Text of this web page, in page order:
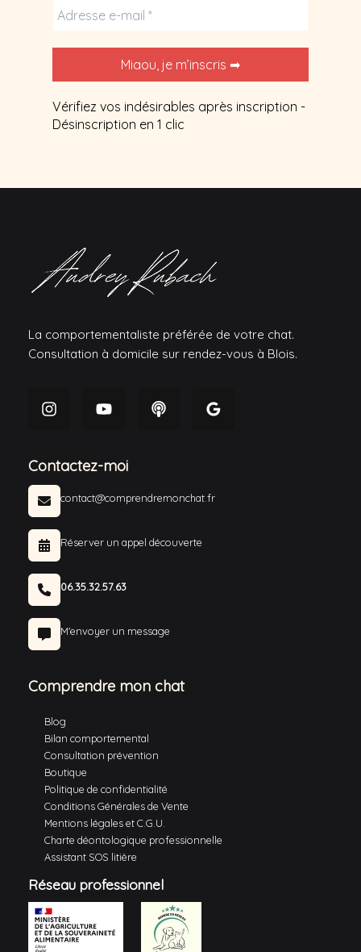
Vérifiez vos indésirables après inscription -
Désinscription en 1 clic
La comportementaliste préférée de votre chat.
Consultation à domicile sur rendez-vous à Blois.
Contactez-moi
contact@comprendremonchat.fr
Réserver un appel découverte
06.35.32.57.63
M'envoyer un message
Comprendre mon chat
Blog
Bilan comportemental
Consultation prévention
Boutique
Politique de confidentialité
Conditions Générales de Vente
Mentions légales et C.G.U.
Charte déontologique professionnelle
Assistant SOS litière
Réseau professionnel